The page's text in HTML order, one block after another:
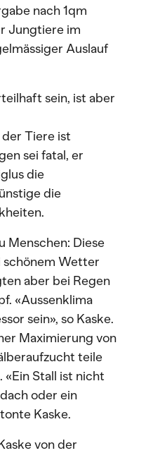
nach 1qm
Jungtiere im
Auslauf
sein, ist aber
Tiere ist
sei fatal, er
die
die
Menschen: Diese
schönem Wetter
aber bei Regen
«Aussenklima
sein», so Kaske.
Maximierung von
teile
«Ein Stall ist nicht
oder ein
Kaske.
von der